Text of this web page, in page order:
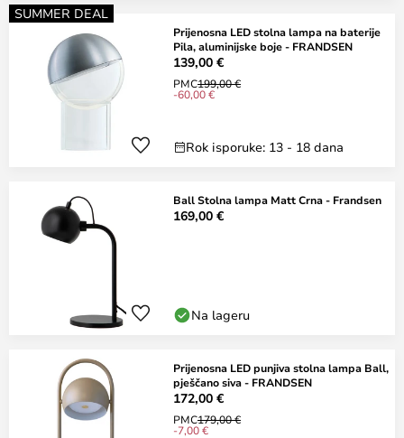
SUMMER DEAL
Prijenosna LED stolna lampa na baterije
Pila, aluminijske boje - FRANDSEN
139,00 €
PMC199,00 €
-60,00 €
Rok isporuke: 13 - 18 dana
Ball Stolna lampa Matt Crna - Frandsen
169,00 €
Na lageru
Prijenosna LED punjiva stolna lampa Ball,
pješčano siva - FRANDSEN
172,00 €
PMC179,00 €
-7,00 €